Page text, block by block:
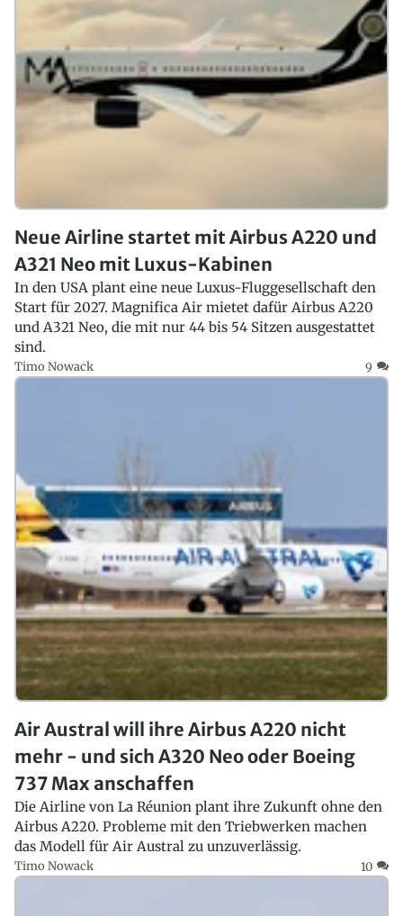
Neue Airline startet mit Airbus A220 und
A321 Neo mit Luxus-Kabinen
In den USA plant eine neue Luxus-Fluggesellschaft den
Start für 2027. Magnifica Air mietet dafür Airbus A220
und A321 Neo, die mit nur 44 bis 54 Sitzen ausgestattet
sind.
Timo Nowack 9
Air Austral will ihre Airbus A220 nicht
mehr - und sich A320 Neo oder Boeing
737 Max anschaffen
Die Airline von La Réunion plant ihre Zukunft ohne den
Airbus A220. Probleme mit den Triebwerken machen
das Modell für Air Austral zu unzuverlässig.
Timo Nowack 10